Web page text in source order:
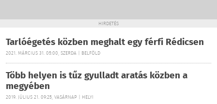
HIRDETÉS
Tarlóégetés közben meghalt egy férfi Rédicsen
2021. MÁRCIUS 31. 05:00, SZERDA | BELFÖLD
Több helyen is tűz gyulladt aratás közben a
megyében
2019. JÚLIUS 21. 09:25, VASÁRNAP | HELYI